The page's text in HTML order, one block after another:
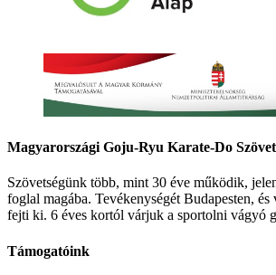
Magyarországi Goju-Ryu Karate-Do
Szövetségünk több, mint 30 éve működik,
foglal magába. Tevékenységét Budapesten, és
fejti ki. 6 éves kortól várjuk a sportolni vágyó
Támogatóink